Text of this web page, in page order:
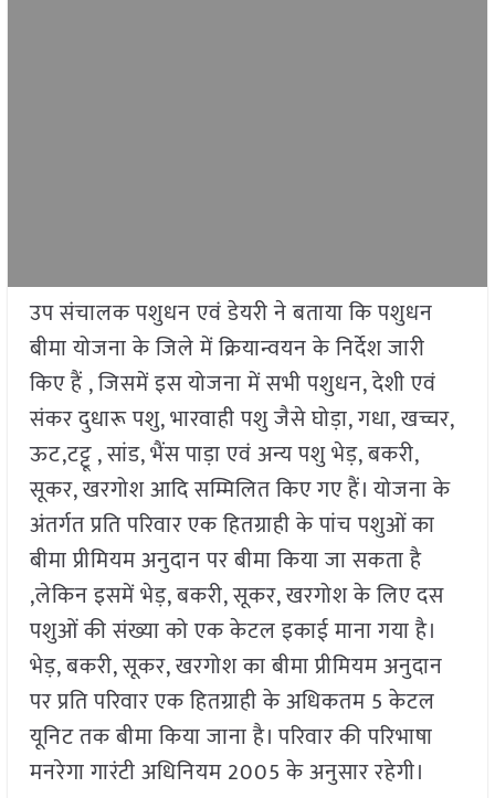
उप संचालक पशुधन एवं डेयरी ने बताया कि पशुधन
बीमा योजना के जिले में क्रियान्वयन के निर्देश जारी
किए हैं , जिसमें इस योजना में सभी पशुधन, देशी एवं
संकर दुधारू पशु, भारवाही पशु जैसे घोड़ा, गधा, खच्चर,
ऊट,टट्टू , सांड, भैंस पाड़ा एवं अन्य पशु भेड़, बकरी,
सूकर, खरगोश आदि सम्मिलित किए गए हैं। योजना के
अंतर्गत प्रति परिवार एक हितग्राही के पांच पशुओं का
बीमा प्रीमियम अनुदान पर बीमा किया जा सकता है
,लेकिन इसमें भेड़, बकरी, सूकर, खरगोश के लिए दस
पशुओं की संख्या को एक केटल इकाई माना गया है।
भेड़, बकरी, सूकर, खरगोश का बीमा प्रीमियम अनुदान
पर प्रति परिवार एक हितग्राही के अधिकतम 5 केटल
यूनिट तक बीमा किया जाना है। परिवार की परिभाषा
मनरेगा गारंटी अधिनियम 2005 के अनुसार रहेगी।